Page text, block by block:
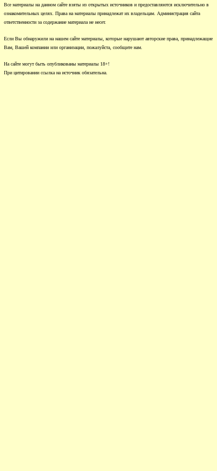
Все материалы на данном сайте взяты из открытых источников и предоставляются исключительно в
ознакомительных целях. Права на материалы принадлежат их владельцам. Администрация сайта
ответственности за содержание материала не несет.
Если Вы обнаружили на нашем сайте материалы, которые нарушают авторские права, принадлежащие
Вам, Вашей компании или организации, пожалуйста, сообщите нам.
На сайте могут быть опубликованы материалы 18+!
При цитировании ссылка на источник обязательна.